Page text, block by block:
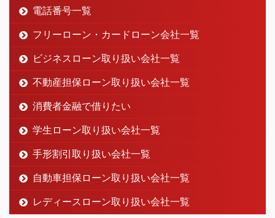
電話番号一覧
フリーローン・カードローン会社一覧
ビジネスローン取り扱い会社一覧
不動産担保ローン取り扱い会社一覧
消費者金融で借りたい
学生ローン取り扱い会社一覧
手形割引取り扱い会社一覧
自動車担保ローン取り扱い会社一覧
レディースローン取り扱い会社一覧